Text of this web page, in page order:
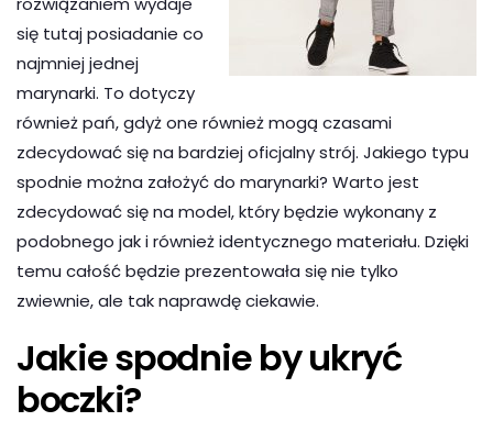
się tutaj posiadanie co
najmniej jednej
marynarki. To dotyczy
również pań, gdyż one również mogą czasami
zdecydować się na bardziej oficjalny strój. Jakiego typu
spodnie można założyć do marynarki? Warto jest
zdecydować się na model, który będzie wykonany z
podobnego jak i również identycznego materiału. Dzięki
temu całość będzie prezentowała się nie tylko
zwiewnie, ale tak naprawdę ciekawie.
Jakie spodnie by ukryć
boczki?